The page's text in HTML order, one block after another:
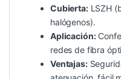
Cubierta:LSZH
halógenos).
Aplicación:
redes de fibra
Ventajas: